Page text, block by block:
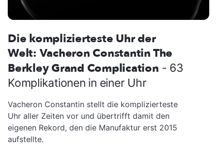
Die komplizierteste Uhr der
Welt: Vacheron Constantin The
Berkley Grand Complication - 63
Komplikationen in einer Uhr
Vacheron Constantin stellt die komplizierteste
Uhr aller Zeiten vor und übertrifft damit den
eigenen Rekord, den die Manufaktur erst 2015
aufstellte.